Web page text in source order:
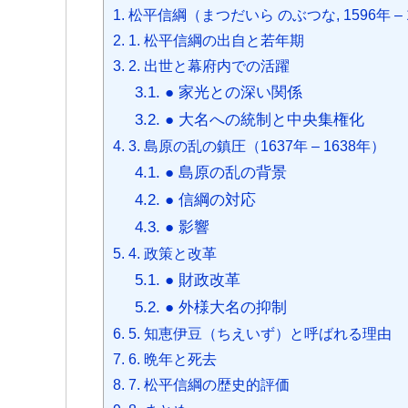
b
o
o
k
t
e
r
a
g
e
s
A
p
p
e
n
g
e
r
n
a
e
a
1. 松平信綱（まつだいら のぶつな, 1596年 –
2. 1. 松平信綱の出自と若年期
3. 2. 出世と幕府内での活躍
3.1. ● 家光との深い関係
3.2. ● 大名への統制と中央集権化
4. 3. 島原の乱の鎮圧（1637年 – 1638年）
4.1. ● 島原の乱の背景
4.2. ● 信綱の対応
4.3. ● 影響
5. 4. 政策と改革
5.1. ● 財政改革
5.2. ● 外様大名の抑制
6. 5. 知恵伊豆（ちえいず）と呼ばれる理由
7. 6. 晩年と死去
8. 7. 松平信綱の歴史的評価